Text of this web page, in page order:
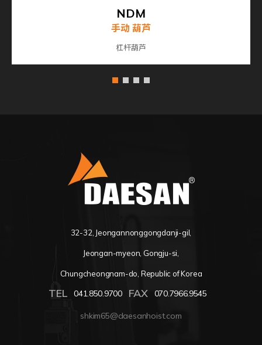
NDM
手动 葫芦
杠杆葫芦
32-32, Jeongannonggongdanji-gil,
Jeongan-myeon, Gongju-si,
Chungcheongnam-do, Republic of Korea
TEL 041.850.9700 FAX 070.7966.9545
shkim65@daesanhoist.com